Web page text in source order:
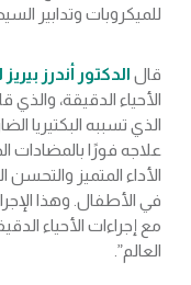
للميكروبات وتدابير
قال الدكتور أندرز بيريز
الأحياء الدقيقة،
الذي تسببه البكتيريا
علاجه فورًا بالمضادات
الأداء المتميز
في الأطفال. وهذا
مع إجراءات الأحياء
العالم”.